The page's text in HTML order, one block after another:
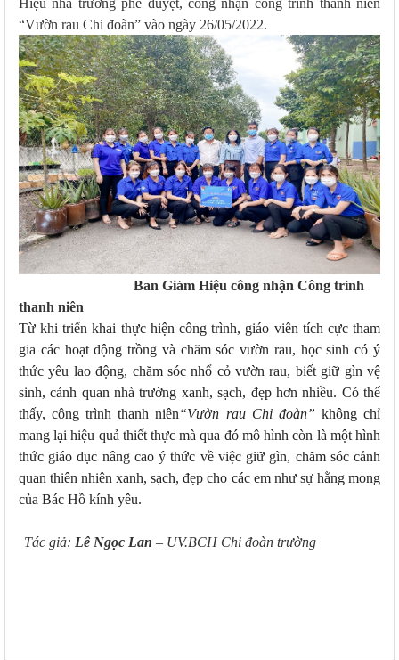
Hiệu nhà trường phê duyệt, công nhận công trình thanh niên
“Vườn rau Chi đoàn” vào ngày 26/05/2022.
Ban Giám Hiệu công nhận Công trình
thanh niên
Từ khi triển khai thực hiện công trình, giáo viên tích cực tham
gia các hoạt động trồng và chăm sóc vườn rau, học sinh có ý
thức yêu lao động, chăm sóc nhổ cỏ vườn rau, biết giữ gìn vệ
sinh, cảnh quan nhà trường xanh, sạch, đẹp hơn nhiều. Có thể
thấy, công trình thanh niên“Vườn rau Chi đoàn” không chỉ
mang lại hiệu quả thiết thực mà qua đó mô hình còn là một hình
thức giáo dục nâng cao ý thức về việc giữ gìn, chăm sóc cảnh
quan thiên nhiên xanh, sạch, đẹp cho các em như sự hằng mong
của Bác Hồ kính yêu.
Tác giả: Lê Ngọc Lan – UV.BCH Chi đoàn trường